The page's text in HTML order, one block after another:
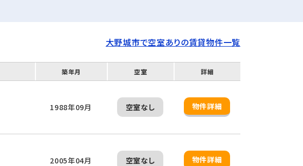
大野城市で空室ありの賃貸物件一覧
築年月 空室 詳細
1988年09月 空室なし 物件詳細
2005年04月 空室なし 物件詳細